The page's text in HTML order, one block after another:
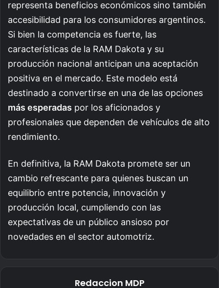
representa beneficios económicos sino también
accesibilidad para los consumidores argentinos.
Si bien la competencia es fuerte, las
características de la RAM Dakota y su
producción nacional anticipan una aceptación
positiva en el mercado. Este modelo está
destinado a convertirse en una de las opciones
más esperadas por los aficionados y
profesionales que dependen de vehículos de alto
rendimiento.
En definitiva, la RAM Dakota promete ser un
cambio refrescante para quienes buscan un
equilibrio entre potencia, innovación y
producción local, cumpliendo con las
expectativas de un público ansioso por
novedades en el sector automotriz.
Redaccion MDP